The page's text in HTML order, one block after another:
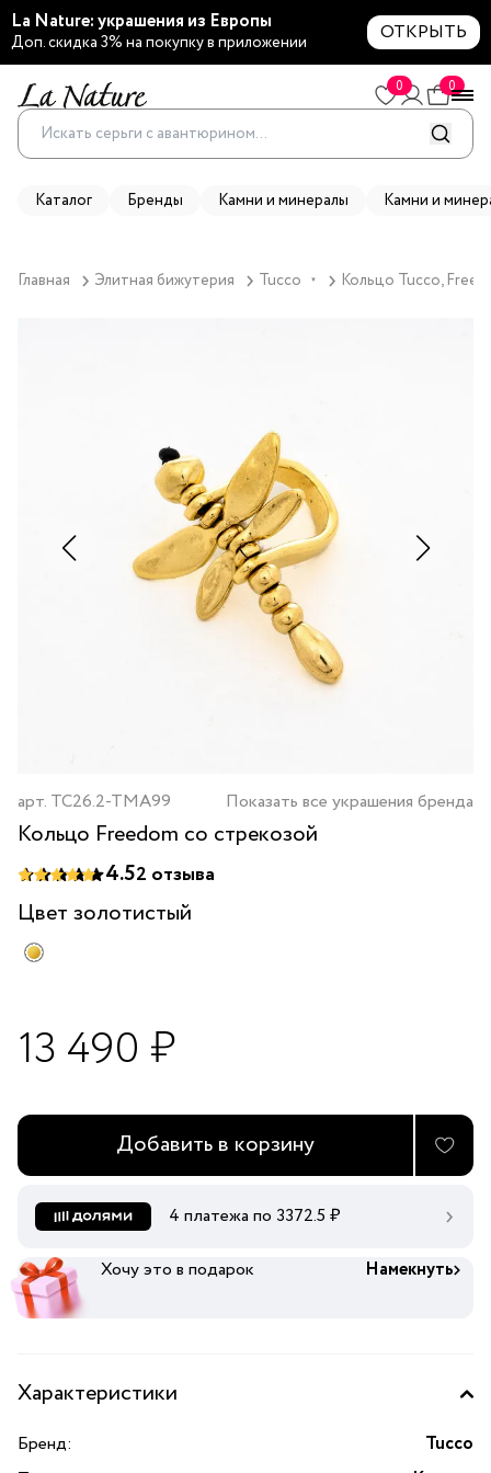
La Nature: украшения из Европы
Доп. скидка 3% на покупку в приложении ОТКРЫТЬ
0 0
Каталог Бренды Камни и минералы Камни и
Главная Элитная бижутерия Tucco ▼ Кольцо Tucco,
арт. TC26.2-TMA99 Показать все украшения бренда
Кольцо Freedom со стрекозой
4.52 отзыва
Цвет золотистый
13 490 ₽
Добавить в корзину
4 платежа по 3372.5 ₽
Хочу это в подарок Намекнуть
Характеристики
Бренд:
Tucco